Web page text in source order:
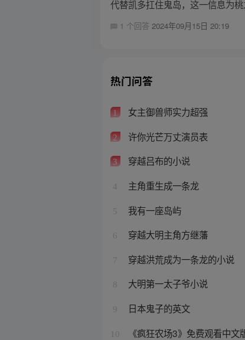
代替凯多扛住鬼岛，这一信息为
1 个回答 2024年09月15日 20:19
热门问答
1 女主御兽师实力超强
2 许你光芒万丈演员表
3 穿越吕布的小说
4 主角重生成一条龙
5 我有一座岛屿
6 穿越大明主角方继藩
7 穿越洪荒成为一条龙的小说
8 大明第一太子爷小说
9 日本鬼子的英文
10 《疯狂农场3》免费观看中文